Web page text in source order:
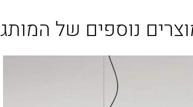
נוספים של המותג